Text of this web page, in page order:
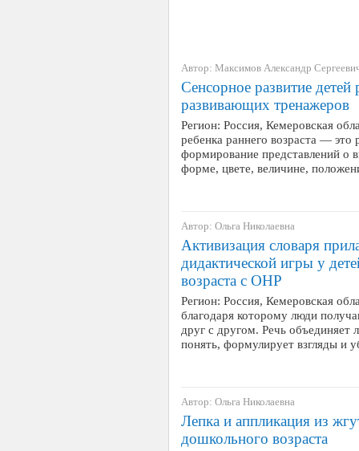
Автор: Максимов Александр
Сенсорное развитие
развивающих тренажеров
Регион: Россия, Кемеровская
ребенка раннего возраста — это
формирование представлений о
форме, цвете, величине,
Автор: Ольга Николаевна
Активизация словаря
дидактической игры у
возраста с ОНР
Регион: Россия, Кемеровская
благодаря которому люди
друг с другом. Речь объединяет
понять, формулирует взгляды и
Автор: Ольга Николаевна
Лепка и аппликация из
дошкольного возраста